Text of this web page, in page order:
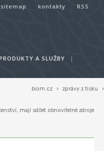
sitemap kontakty RSS
A SLUŽBY
|
biom.cz › zprávy z tisku ›
mají sdílet obnovitelné zdroje